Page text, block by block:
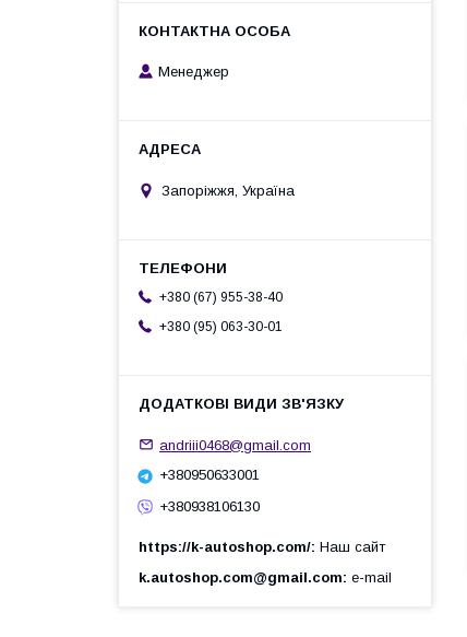
Менеджер
Запоріжжя, Україна
+380 (67) 955-38-40
+380 (95) 063-30-01
andriii0468@gmail.com
+380950633001
+380938106130
https://k-autoshop.com/ Наш сайт
k.autoshop.com@gmail.com e-mail